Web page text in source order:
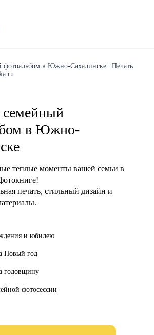
фотоальбом в Южно-Сахалинске | Печать
семейный
в Южно-
теплые моменты вашей семьи в
печать, стильный дизайн и
и юбилею
Новый год
годовщину
фотосессии